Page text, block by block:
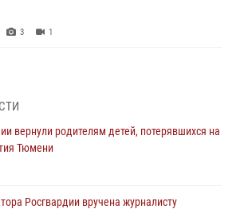
3 1
5
погибших в разные годы при исполнении
в кинологическом центре Уральского
вернули родителям детей, потерявшихся на
Тюмени
Росгвардии вручена журналисту